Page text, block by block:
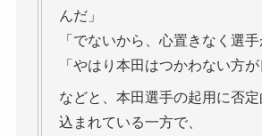
んだ」
「でないから、心置きなく選手
「やはり本田はつかわない方が
などと、本田選手の起用に否定
込まれている一方で、